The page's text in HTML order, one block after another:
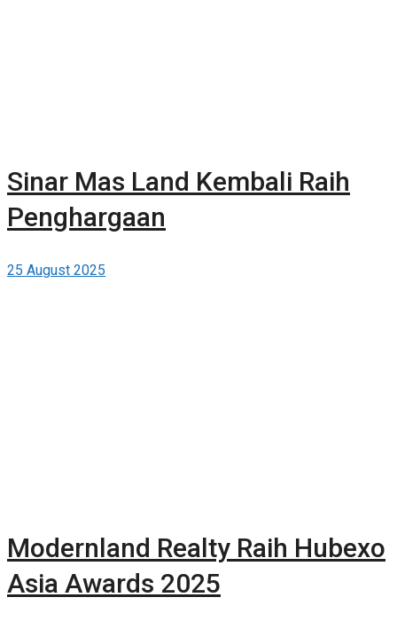
Sinar Mas Land Kembali Raih
Penghargaan
25 August 2025
Modernland Realty Raih Hubexo
Asia Awards 2025